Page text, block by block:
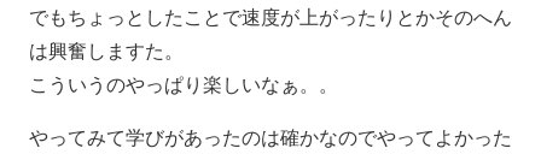
でもちょっとしたことで速度が上がったりとかそのへん
は興奮しますた。
こういうのやっぱり楽しいなぁ。。
やってみて学びがあったのは確かなのでやってよかった